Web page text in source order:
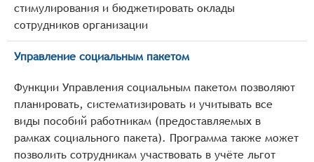
стимулирования и бюджетировать оклады
сотрудников организации
Управление социальным пакетом
Функции Управления социальным пакетом позволяют
планировать, систематизировать и учитывать все
виды пособий работникам (предоставляемых в
рамках социального пакета). Программа также может
позволить сотрудникам участвовать в учёте льгот